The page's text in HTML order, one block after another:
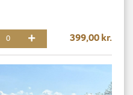
0 399,00 kr.